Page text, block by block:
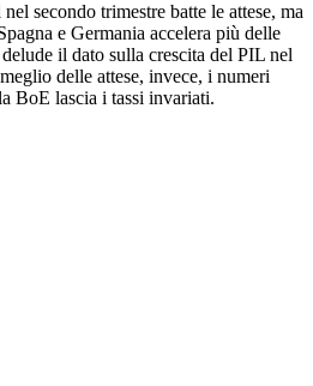
secondo trimestre batte le attese, ma
e Germania accelera più delle
il dato sulla crescita del PIL nel
delle attese, invece, i numeri
BoE lascia i tassi invariati.